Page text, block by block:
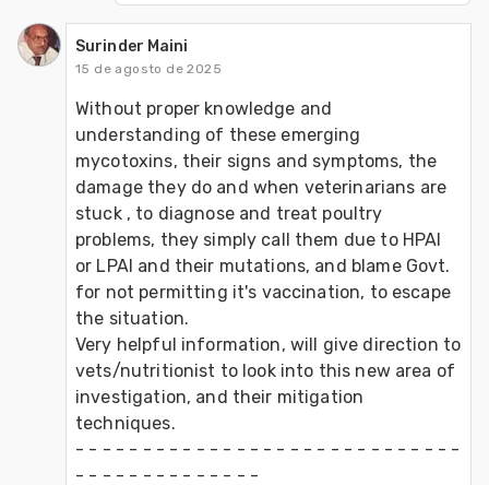
Surinder Maini
15 de agosto de 2025
Without proper knowledge and
understanding of these emerging
mycotoxins, their signs and symptoms, the
damage they do and when veterinarians are
stuck , to diagnose and treat poultry
problems, they simply call them due to HPAI
or LPAI and their mutations, and blame Govt.
for not permitting it's vaccination, to escape
the situation.
Very helpful information, will give direction to
vets/nutritionist to look into this new area of
investigation, and their mitigation
techniques.
- - - - - - - - - - - - - - - - - - - - - - - - - - - - -
- - - - - - - - - - - - - -